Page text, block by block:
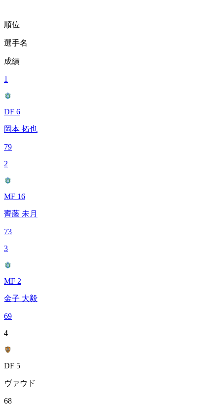
順位
選手名
成績
1
DF 6
岡本 拓也
79
2
MF 16
齊藤 未月
73
3
MF 2
金子 大毅
69
4
DF 5
ヴァウド
68